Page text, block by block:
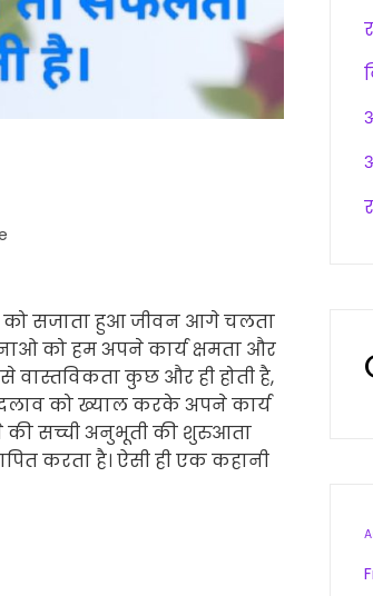
सजाता हुआ जीवन आगे चलता
को हम अपने कार्य क्षमता और
वास्तविकता कुछ और ही होती है,
को ख्याल करके अपने कार्य
की सच्ची अनुभूती की शुरुआता
करता है। ऐसी ही एक कहानी